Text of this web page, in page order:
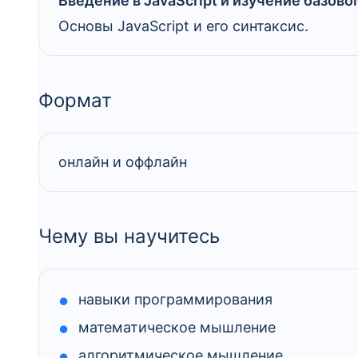
Основы JavaScript и его синтаксис.
Формат
онлайн и оффлайн
Чему вы научитесь
навыки программирования
математическое мышление